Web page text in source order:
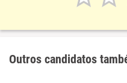
Outros candidatos